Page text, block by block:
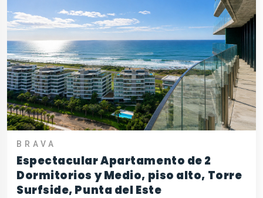
BRAVA
Espectacular Apartamento de 2
Dormitorios y Medio, piso alto, Torre
Surfside, Punta del Este